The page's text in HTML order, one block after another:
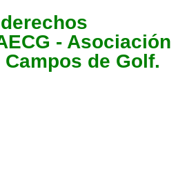
- Asociación
de Golf.